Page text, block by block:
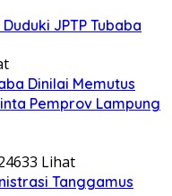
JPTP Tubaba
Dinilai Memutus
Pemprov Lampung
4633 Lihat
Tanggamus